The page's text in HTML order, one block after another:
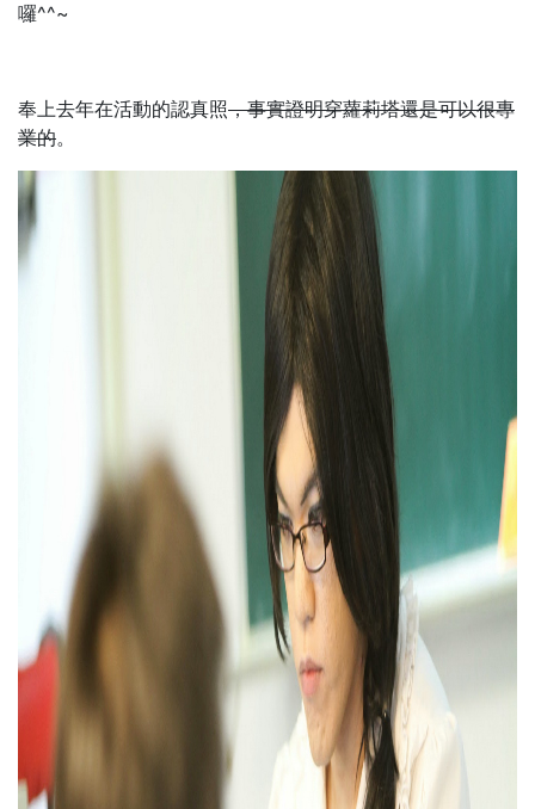
囉^^~
奉上去年在活動的認真照，事實證明穿蘿莉塔還是可以很專
業的。